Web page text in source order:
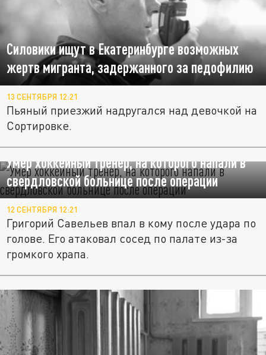
Силовики ищут в Екатеринбурге возможных
жертв мигранта, задержанного за педофилию
13 СЕНТЯБРЯ 12:21
Пьяный приезжий надругался над девочкой на
Сортировке.
Умер хоккейный тренер, на которого напали в
свердловской больнице после операции
12 СЕНТЯБРЯ 12:21
Григорий Савельев впал в кому после удара по
голове. Его атаковал сосед по палате из-за
громкого храпа.